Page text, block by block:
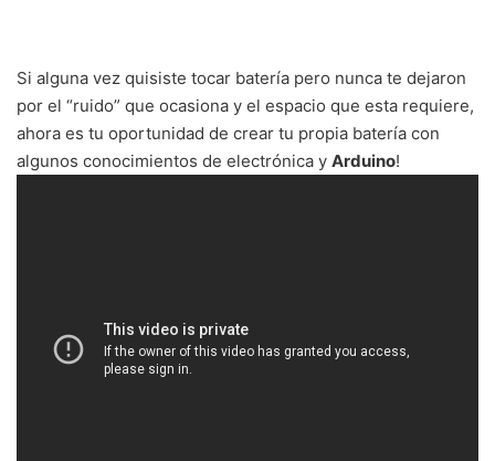
Si alguna vez quisiste tocar batería pero nunca te dejaron
por el “ruido” que ocasiona y el espacio que esta requiere,
ahora es tu oportunidad de crear tu propia batería con
algunos conocimientos de electrónica y Arduino!